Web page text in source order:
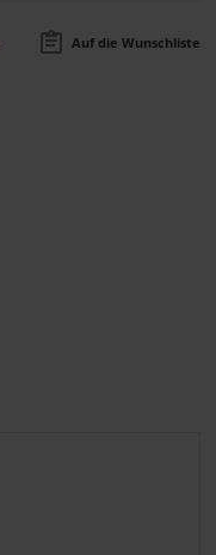
Auf die Wunschliste